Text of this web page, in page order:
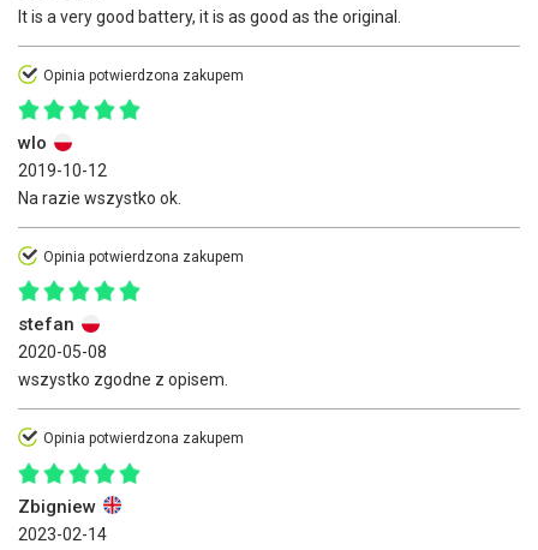
It is a very good battery, it is as good as the original.
Opinia potwierdzona zakupem
wlo
2019-10-12
Na razie wszystko ok.
Opinia potwierdzona zakupem
stefan
2020-05-08
wszystko zgodne z opisem.
Opinia potwierdzona zakupem
Zbigniew
2023-02-14